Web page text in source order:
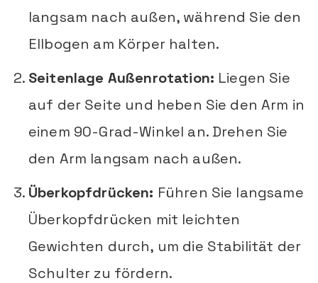
langsam nach außen, während Sie den
Ellbogen am Körper halten.
Seitenlage Außenrotation: Liegen Sie
auf der Seite und heben Sie den Arm in
einem 90-Grad-Winkel an. Drehen Sie
den Arm langsam nach außen.
Überkopfdrücken: Führen Sie langsame
Überkopfdrücken mit leichten
Gewichten durch, um die Stabilität der
Schulter zu fördern.